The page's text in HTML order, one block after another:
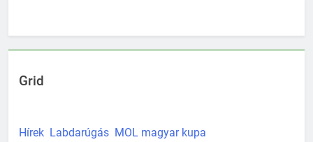
Grid
Hírek Labdarúgás MOL magyar kupa